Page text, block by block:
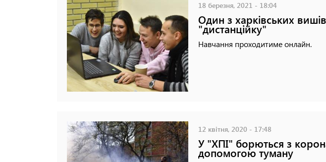
18 березня, 2021 - 18:04
Один з харківських
"дистанційку"
Навчання проходитиме онлайн.
12 квітня, 2020 - 17:48
У "ХПІ" борються з
допомогою туману